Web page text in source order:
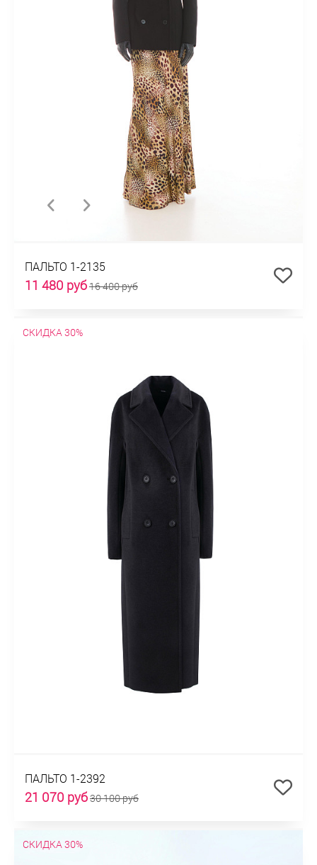
ПАЛЬТО 1-2135
11 480 руб16 400 руб
СКИДКА 30%
ПАЛЬТО 1-2392
21 070 руб30 100 руб
СКИДКА 30%